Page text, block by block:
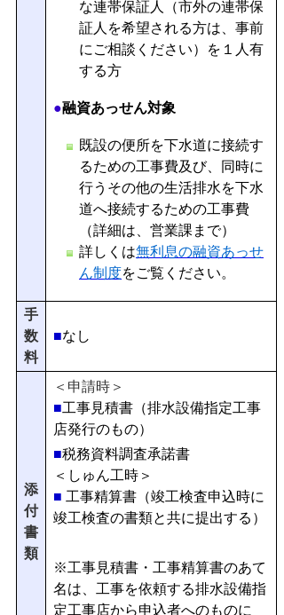
な連帯保証人（市外の連帯保
証人を希望される方は、事前
にご相談ください）を１人有
する方
●融資あっせん対象
既設の便所を下水道に接続す
るための工事費及び、同時に
行うその他の生活排水を下水
道へ接続するための工事費
（詳細は、営業課まで）
詳しくは無利息の融資あっせ
ん制度をご覧ください。
手
数
料
■なし
添
付
書
類
＜申請時＞
■工事見積書（排水設備指定工事
店発行のもの）
■税務資料調査承諾書
＜しゅん工時＞
■ 工事精算書（竣工検査申込時に
竣工検査の書類と共に提出する）
※工事見積書・工事精算書のあて
名は、工事を依頼する排水設備指
定工事店から申込者へのものに